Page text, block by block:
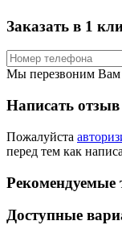
Заказать в 1
Мы перезвоним Вам
Написать отзыв
Пожалуйста
перед тем как
Рекомендуемые
Доступные